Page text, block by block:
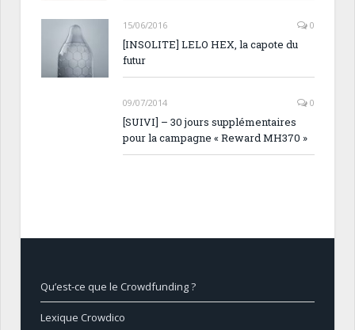
15/06/2016 0
[INSOLITE] LELO HEX, la capote du
futur
09/07/2014 0
[SUIVI] – 30 jours supplémentaires
pour la campagne « Reward MH370 »
Qu’est-ce que le Crowdfunding ?
Lexique Crowdico